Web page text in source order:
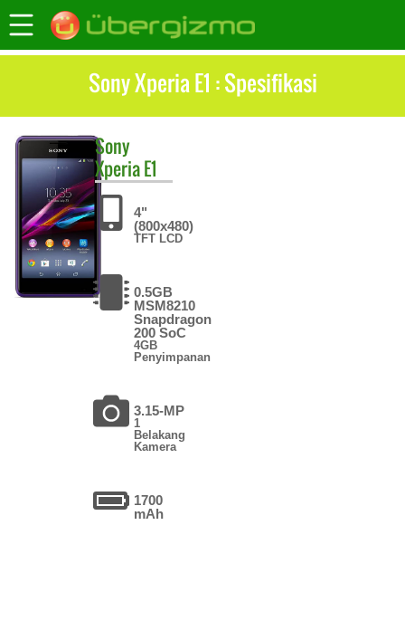
Sony Xperia E1 : Spesifikasi
Sony
Xperia E1
4"
(800x480)
TFT LCD
0.5GB
MSM8210
Snapdragon
200 SoC
4GB
Penyimpanan
3.15-MP
1
Belakang
Kamera
1700
mAh